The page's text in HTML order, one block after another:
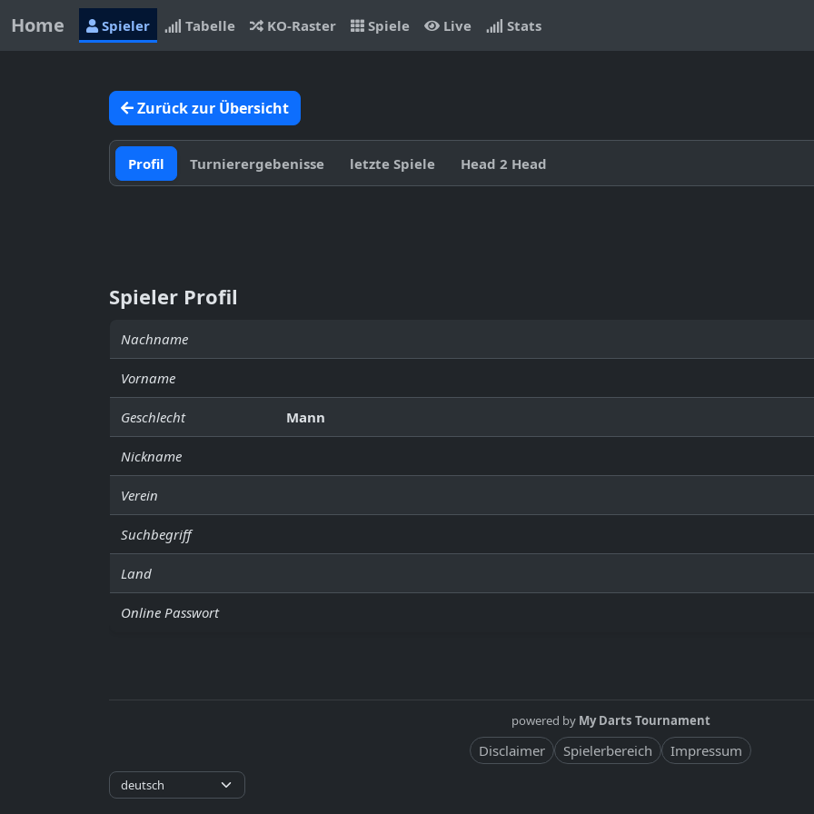
Home Spieler Tabelle KO-Raster Spiele Live Stats
Zurück zur Übersicht
Profil Turnierergebenisse letzte Spiele Head 2 Head
Spieler Profil
Nachname
Vorname
Geschlecht Mann
Nickname
Verein
Suchbegriff
Land
Online Passwort
powered by My Darts Tournament
Disclaimer Spielerbereich Impressum